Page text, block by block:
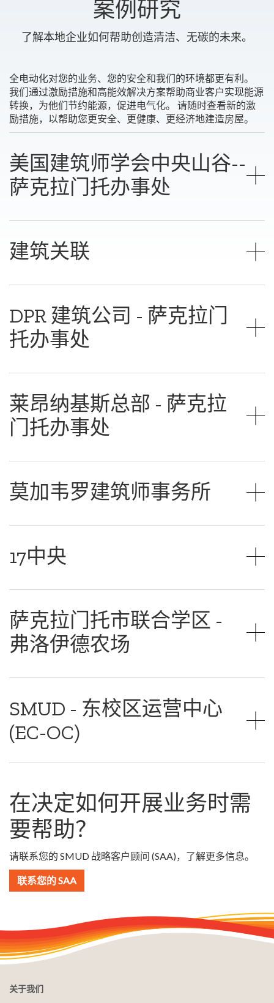
案例研究
了解本地企业如何帮助创造清洁、无碳的未来。
全电动化对您的业务、您的安全和我们的环境都更有利。
我们通过激励措施和高能效解决方案帮助商业客户实现能源
转换，为他们节约能源，促进电气化。 请随时查看新的激
励措施，以帮助您更安全、更健康、更经济地建造房屋。
美国建筑师学会中央山谷--
萨克拉门托办事处
建筑关联
DPR 建筑公司 - 萨克拉门
托办事处
莱昂纳基斯总部 - 萨克拉
门托办事处
莫加韦罗建筑师事务所
17中央
萨克拉门托市联合学区 -
弗洛伊德农场
SMUD - 东校区运营中心
(EC-OC)
在决定如何开展业务时需
要帮助？
请联系您的 SMUD 战略客户顾问 (SAA)，了解更多信息。
联系您的 SAA
关于我们